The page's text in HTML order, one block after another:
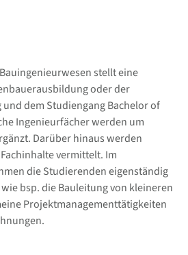
stellt eine
oder der
dem Studiengang Bachelor of
Ingenieurfächer werden um
Darüber hinaus werden
vermittelt. Im
die Studierenden eigenständig
bsp. die Bauleitung von kleineren
Projektmanagementtätigkeiten